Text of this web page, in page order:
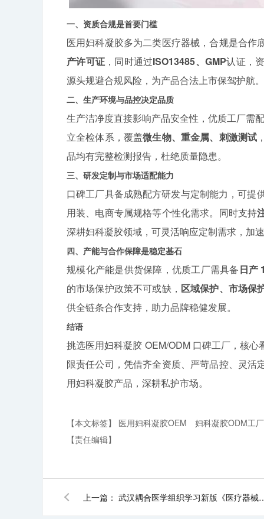
一、资质合规是首要门槛
医用妇科凝胶多为二类医疗器械，合规是合作
产许可证 ，同时通过ISO13485、GMP认证，
源头规避合规风险，为产品合法上市保驾护航。
二、生产环境与品控决定品质
生产洁净度直接影响产品安全性，优质工厂需
立全检体系，覆盖微生物、重金属、刺激测试
品均有完整检测报告，杜绝质量隐患。
三、研发定制与市场适配能力
口碑工厂具备成熟配方研发与定制能力，可提
用装、电商专属规格等个性化需求。同时支持
深耕妇科凝胶领域，可灵活响应定制需求，加
四、产能与合作保障是稳定基石
规模化产能是供货保障，优质工厂需具备日产
的市场保护政策不可或缺， 区域保护、市场保
供全链条合作支持，助力品牌稳健发展。
结语
挑选医用妇科凝胶 OEM/ODM 口碑工厂，核心
限责任公司，凭借齐全资质、严苛品控、灵
用妇科凝胶产品，深耕私护市场。
【本文标签】 医用妇科凝胶OEM
妇科凝胶ODM工
【责任编辑】
上一篇： 武汉耦合医学组织学